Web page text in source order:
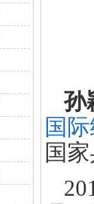
孙
国
国